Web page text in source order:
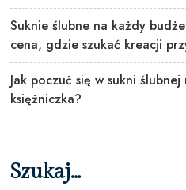
Suknie ślubne na każdy
cena, gdzie szukać kreacji
Jak poczuć się w sukni
księżniczka?
Szukaj…